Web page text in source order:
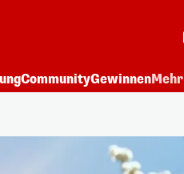
CommunityGewinnenMehr